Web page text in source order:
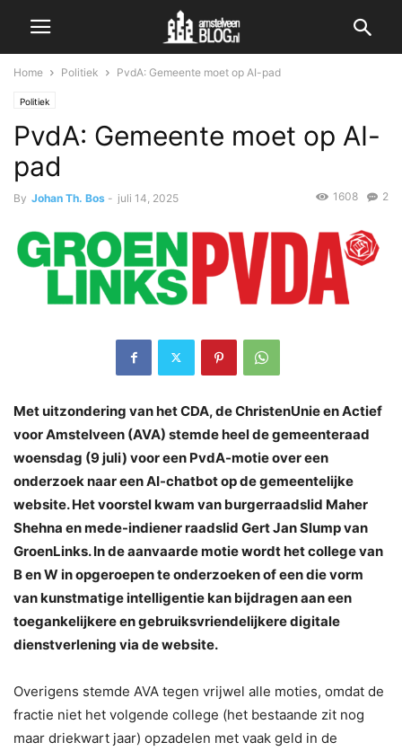
Home Politiek PvdA: Gemeente moet op AI-pad
Politiek
PvdA: Gemeente moet op AI-
pad
By Johan Th. Bos - juli 14, 2025 2
1608
Met uitzondering van het CDA, de ChristenUnie en Actief
voor Amstelveen (AVA) stemde heel de gemeenteraad
woensdag (9 juli) voor een PvdA-motie over een
onderzoek naar een AI-chatbot op de gemeentelijke
website. Het voorstel kwam van burgerraadslid Maher
Shehna en mede-indiener raadslid Gert Jan Slump van
GroenLinks. In de aanvaarde motie wordt het college van
B en W in opgeroepen te onderzoeken of een die vorm
van kunstmatige intelligentie kan bijdragen aan een
toegankelijkere en gebruiksvriendelijkere digitale
dienstverlening via de website.
Overigens stemde AVA tegen vrijwel alle moties, omdat de
fractie niet het volgende college (het bestaande zit nog
maar driekwart jaar) opzadelen met vaak geld in de